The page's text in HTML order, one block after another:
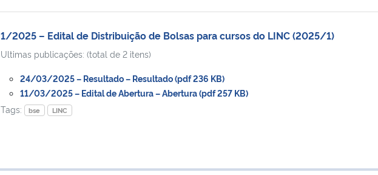
1/2025 – Edital de Distribuição de Bolsas para cursos do LINC (2025/1)
Ultimas publicações: (total de 2 itens)
24/03/2025 – Resultado – Resultado (pdf 236 KB)
11/03/2025 – Edital de Abertura – Abertura (pdf 257 KB)
Tags:
bse LINC